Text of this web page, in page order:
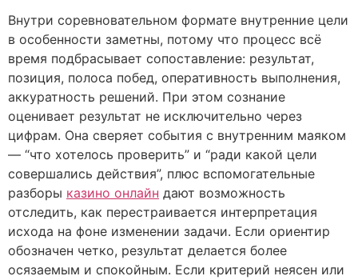
Внутри соревновательном формате внутренние цели
в особенности заметны, потому что процесс всё
время подбрасывает сопоставление: результат,
позиция, полоса побед, оперативность выполнения,
аккуратность решений. При этом сознание
оценивает результат не исключительно через
цифрам. Она сверяет события с внутренним маяком
— “что хотелось проверить” и “ради какой цели
совершались действия”, плюс вспомогательные
разборы казино онлайн дают возможность
отследить, как перестраивается интерпретация
исхода на фоне изменении задачи. Если ориентир
обозначен четко, результат делается более
осязаемым и спокойным. Если критерий неясен или